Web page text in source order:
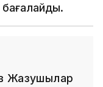
Жазушылар